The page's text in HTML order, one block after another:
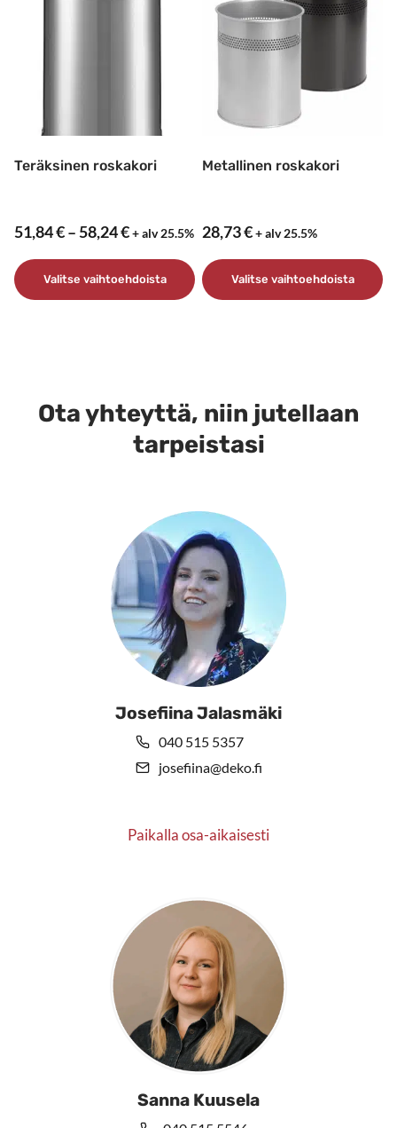
Teräksinen roskakori
51,84€– 58,24€Hintaluokka:
–
58,24 €
+ alv 25.5%
Valitse vaihtoehdoista
muunnelma.
Metallinen roskakori
28,73€+ alv 25.5%
Valitse vaihtoehdoista
muunnelma.
tehdä
sivulla.
Ota yhteyttä, niin jutellaan
tarpeistasi
Josefiina Jalasmäki
040 515 5357
josefiina@deko.fi
Paikalla osa-aikaisesti
Sanna Kuusela